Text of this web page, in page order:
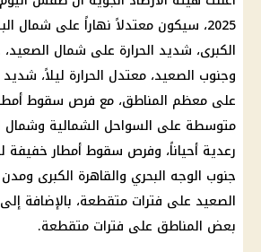
2025، سيكون معتدلاً نهاراً على شمال
الكبرى، شديد الحرارة على شمال
وجنوب الصعيد، معتدل الحرارة ليلاً، شديد
على معظم المناطق، مع فرص سقوط
متوسطة على السواحل الشمالية وشمال
رعدية أحياناً، وفرص سقوط أمطار خفيفة
جنوب الوجه البحري والقاهرة الكبرى
الصعيد على فترات متقطعة، بالإضافة
بعض المناطق على فترات متقطعة.